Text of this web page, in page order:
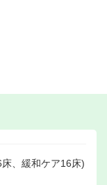
、緩和ケア16床)